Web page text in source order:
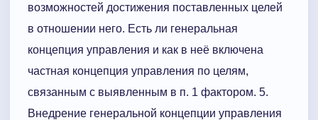
возможностей достижения поставленных целей
в отношении него. Есть ли генеральная
концепция управления и как в неё включена
частная концепция управления по целям,
связанным с выявленным в п. 1 фактором. 5.
Внедрение генеральной концепции управления